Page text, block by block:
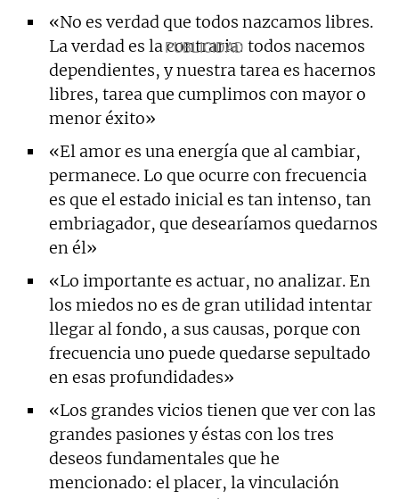
«No es verdad que todos nazcamos libres.
La verdad es la contraria: todos nacemos
dependientes, y nuestra tarea es hacernos
libres, tarea que cumplimos con mayor o
menor éxito»
«El amor es una energía que al cambiar,
permanece. Lo que ocurre con frecuencia
es que el estado inicial es tan intenso, tan
embriagador, que desearíamos quedarnos
en él»
«Lo importante es actuar, no analizar. En
los miedos no es de gran utilidad intentar
llegar al fondo, a sus causas, porque con
frecuencia uno puede quedarse sepultado
en esas profundidades»
«Los grandes vicios tienen que ver con las
grandes pasiones y éstas con los tres
deseos fundamentales que he
mencionado: el placer, la vinculación